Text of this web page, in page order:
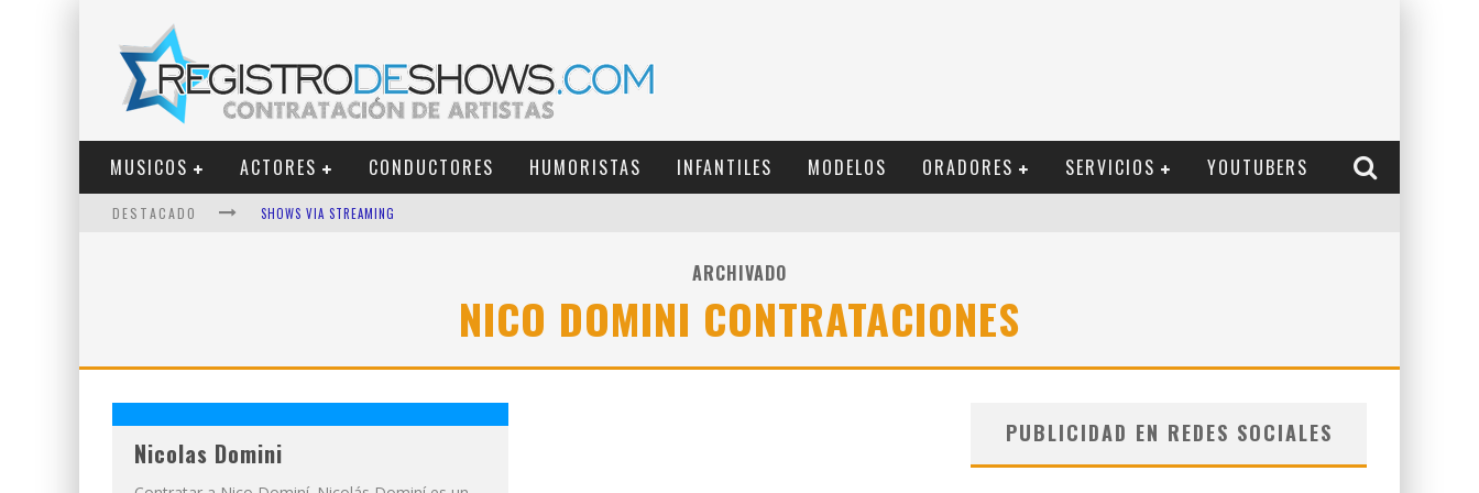
MUSICOS ACTORES CONDUCTORES HUMORISTAS INFANTILES MODELOS ORADORES SERVICIOS YOUTUBERS
DESTACADO SHOWS VIA STREAMING
VI EM
ARCHIVADO
NICO DOMINI CONTRATACIONES
Nicolas Domini
PUBLICIDAD EN REDES SOCIALES